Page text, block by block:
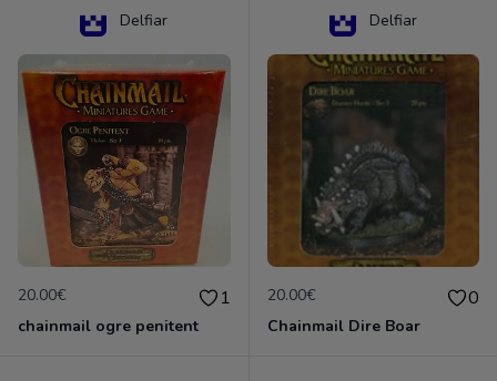
Delfiar
20.00€ 1
chainmail ogre penitent
Delfiar
20.00€ 0
Chainmail Dire Boar